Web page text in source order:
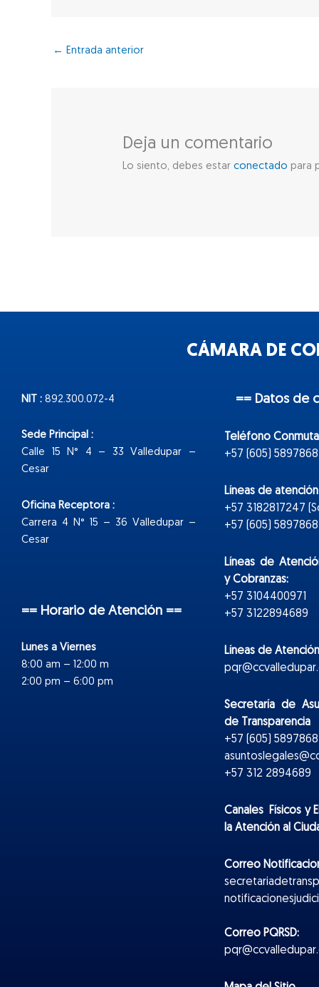
← Entrada anterior
Deja un comentario
Lo siento, debes estarconectado para
CÁMARA DE
NIT : 892.300.072-4
Sede Principal :
Calle 15 N° 4 – 33 Valledupar –
Cesar
Oficina Receptora :
Carrera 4 N° 15 – 36 Valledupar –
Cesar
== Horario de Atención ==
Lunes a Viernes
8:00 am – 12:00 m
2:00 pm – 6:00 pm
== Datos de
Teléfono
+57 (605) 5897868
Líneas de atención
+57 3182817247
+57 (605) 5897868
Líneas de
y Cobranzas:
+57 3104400971
+57 3122894689
Líneas de
Secretaría de
de Transparencia
+57 (605) 5897868
+57 312 2894689
Canales Físicos y
la Atención al
Correo
Correo PQRSD: